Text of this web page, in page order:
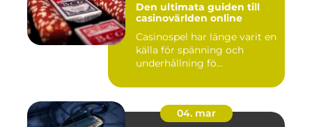
Den ultimata guiden till
casinovärlden online
Casinospel har länge varit en
källa för spänning och
underhållning fö...
04. mar